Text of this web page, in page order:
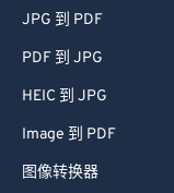
JPG 到 PDF
PDF 到 JPG
HEIC 到 JPG
Image 到 PDF
图像转换器